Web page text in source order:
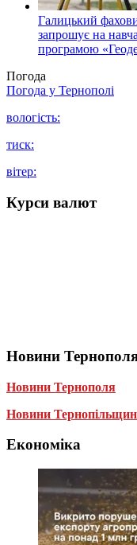
Галицький
запрошує на
програмою
Погода
Погода у Тернополі
вологість:
тиск:
вітер:
Курси валют
Новини
Новини Тернополя
Новини
Економіка